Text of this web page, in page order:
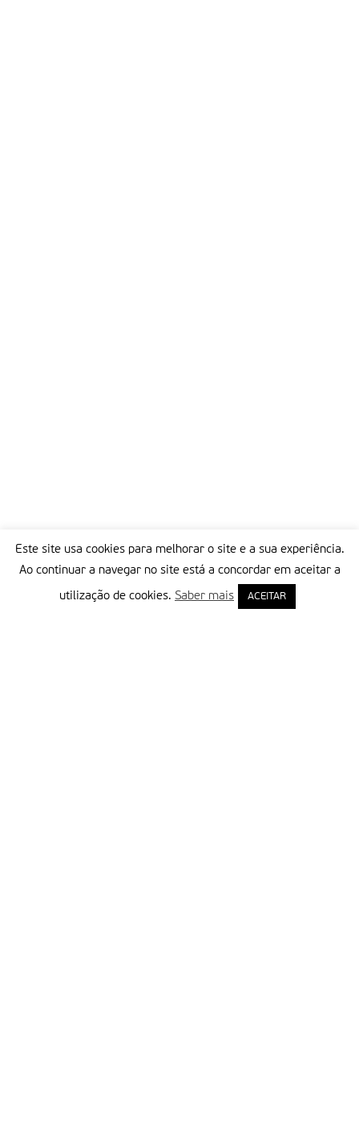
Este site usa cookies para melhorar o site e a sua experiência.
Ao continuar a navegar no site está a concordar em aceitar a
utilização de cookies. Saber mais ACEITAR